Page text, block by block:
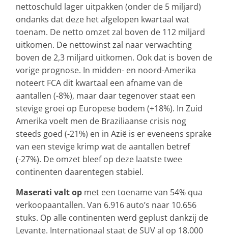
nettoschuld lager uitpakken (onder de 5 miljard)
ondanks dat deze het afgelopen kwartaal wat
toenam. De netto omzet zal boven de 112 miljard
uitkomen. De nettowinst zal naar verwachting
boven de 2,3 miljard uitkomen. Ook dat is boven de
vorige prognose. In midden- en noord-Amerika
noteert FCA dit kwartaal een afname van de
aantallen (-8%), maar daar tegenover staat een
stevige groei op Europese bodem (+18%). In Zuid
Amerika voelt men de Braziliaanse crisis nog
steeds goed (-21%) en in Azië is er eveneens sprake
van een stevige krimp wat de aantallen betref
(-27%). De omzet bleef op deze laatste twee
continenten daarentegen stabiel.
Maserati valt op met een toename van 54% qua
verkoopaantallen. Van 6.916 auto’s naar 10.656
stuks. Op alle continenten werd geplust dankzij de
Levante. Internationaal staat de SUV al op 18.000